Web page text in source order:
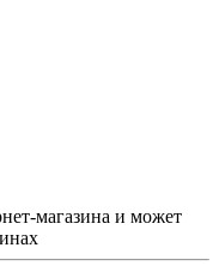
магазина и может